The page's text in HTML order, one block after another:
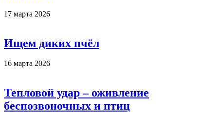
17 марта 2026
Ищем диких пчёл
16 марта 2026
Тепловой удар – оживление
беспозвоночных и птиц